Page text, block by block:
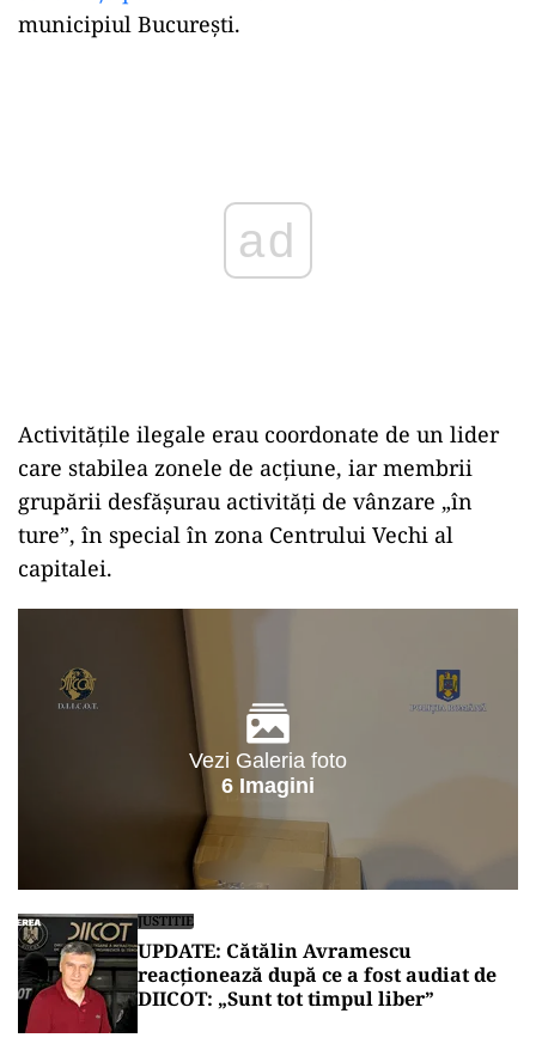
municipiul București.
ad
Activitățile ilegale erau coordonate de un lider
care stabilea zonele de acțiune, iar membrii
grupării desfășurau activități de vânzare „în
ture”, în special în zona Centrului Vechi al
capitalei.
Vezi Galeria foto
6 Imagini
JUSTITIE
UPDATE: Cătălin Avramescu
reacționează după ce a fost audiat de
DIICOT: „Sunt tot timpul liber”